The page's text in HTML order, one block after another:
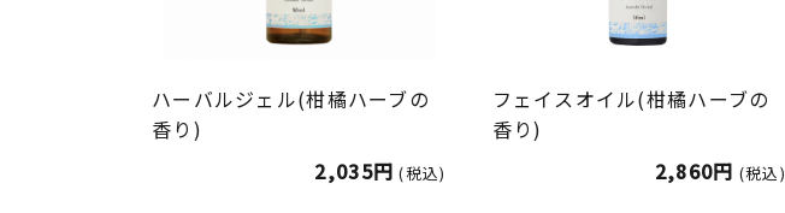
ハーバルジェル(柑橘ハーブの
香り)
2,035円 (税込)
フェイスオイル(柑橘ハーブの
香り)
2,860円 (税込)